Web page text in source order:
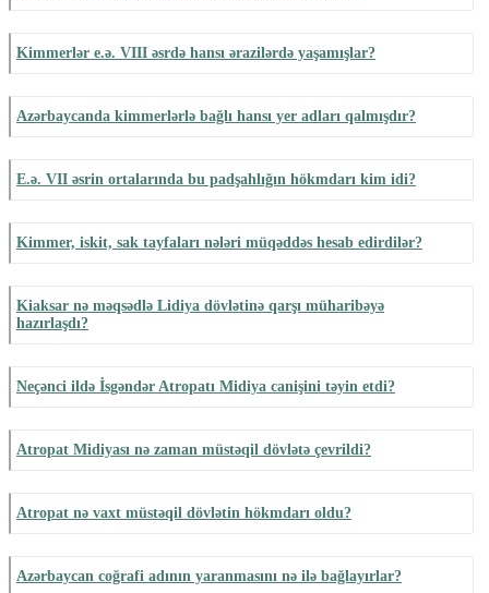
Kimmerlər e.ə. VIII əsrdə hansı ərazilərdə yaşamışlar?
Azərbaycanda kimmerlərlə bağlı hansı yer adları qalmışdır?
E.ə. VII əsrin ortalarında bu padşahlığın hökmdarı kim idi?
Kimmer, iskit, sak tayfaları nələri müqəddəs hesab edirdilər?
Kiaksar nə məqsədlə Lidiya dövlətinə qarşı müharibəyə
hazırlaşdı?
Neçənci ildə İsgəndər Atropatı Midiya canişini təyin etdi?
Atropat Midiyası nə zaman müstəqil dövlətə çevrildi?
Atropat nə vaxt müstəqil dövlətin hökmdarı oldu?
Azərbaycan coğrafi adının yaranmasını nə ilə bağlayırlar?